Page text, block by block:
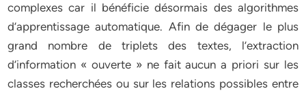
complexes car il bénéficie désormais des algorithmes
d’apprentissage automatique. Afin de dégager le plus
grand nombre de triplets des textes, l’extraction
d’information « ouverte » ne fait aucun a priori sur les
classes recherchées ou sur les relations possibles entre